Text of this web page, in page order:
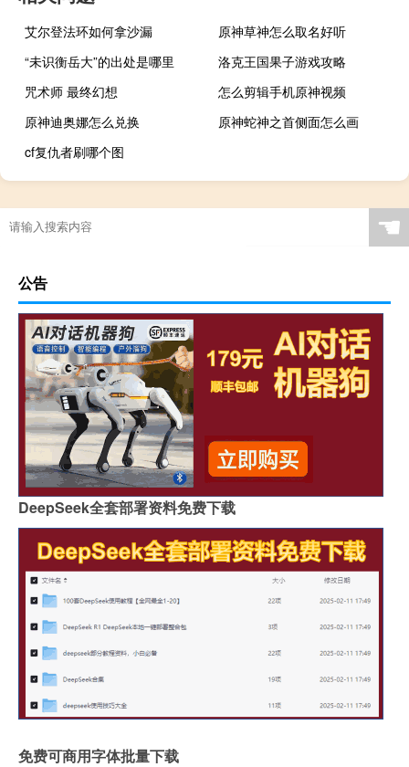
艾尔登法环如何拿沙漏
原神草神怎么取名好听
“未识衡岳大”的出处是哪里
洛克王国果子游戏攻略
咒术师 最终幻想
怎么剪辑手机原神视频
原神迪奥娜怎么兑换
原神蛇神之首侧面怎么画
cf复仇者刷哪个图
☚
公告
DeepSeek全套部署资料免费下载
免费可商用字体批量下载